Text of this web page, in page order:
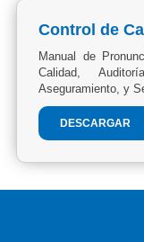
Control de
Manual de
Calidad,
Aseguramiento, y
DESCARGAR